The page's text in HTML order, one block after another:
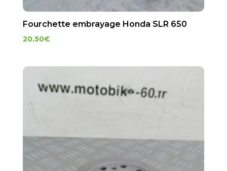
Fourchette embrayage Honda SLR 650
20.50€